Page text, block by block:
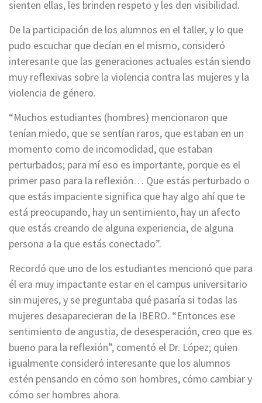
sienten ellas, les brinden respeto y les den visibilidad.
De la participación de los alumnos en el taller, y lo que
pudo escuchar que decían en el mismo, consideró
interesante que las generaciones actuales están siendo
muy reflexivas sobre la violencia contra las mujeres y la
violencia de género.
“Muchos estudiantes (hombres) mencionaron que
tenían miedo, que se sentían raros, que estaban en un
momento como de incomodidad, que estaban
perturbados; para mí eso es importante, porque es el
primer paso para la reflexión… Que estás perturbado o
que estás impaciente significa que hay algo ahí que te
está preocupando, hay un sentimiento, hay un afecto
que estás creando de alguna experiencia, de alguna
persona a la que estás conectado”.
Recordó que uno de los estudiantes mencionó que para
él era muy impactante estar en el campus universitario
sin mujeres, y se preguntaba qué pasaría si todas las
mujeres desaparecieran de la IBERO. “Entonces ese
sentimiento de angustia, de desesperación, creo que es
bueno para la reflexión”, comentó el Dr. López; quien
igualmente consideró interesante que los alumnos
estén pensando en cómo son hombres, cómo cambiar y
cómo ser hombres ahora.